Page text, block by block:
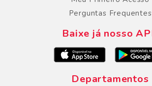
Perguntas Frequentes
Baixe já nosso
Departamentos